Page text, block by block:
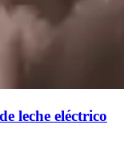
leche eléctrico